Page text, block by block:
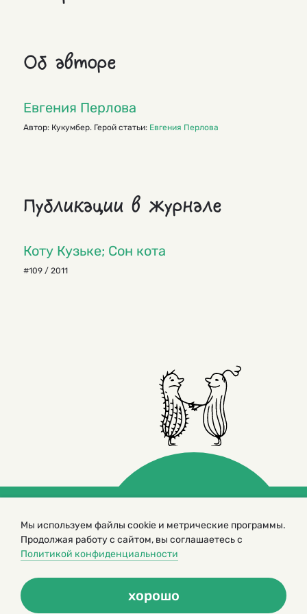
Об авторе
Евгения Перлова
Автор: Кукумбер. Герой статьи: Евгения Перлова
Публикации в журнале
Коту Кузьке; Сон кота
#109 / 2011
© 2000 – 2026. Кукумбер. Литературный иллюстрированный
журнал для детей
Копирование материалов возможно только с разрешения редакторов
сайта
Политика конфиденциальности
Мы используем файлы cookie и метрические программы.
Продолжая работу с сайтом, вы соглашаетесь с
Политикой конфиденциальности
хорошо